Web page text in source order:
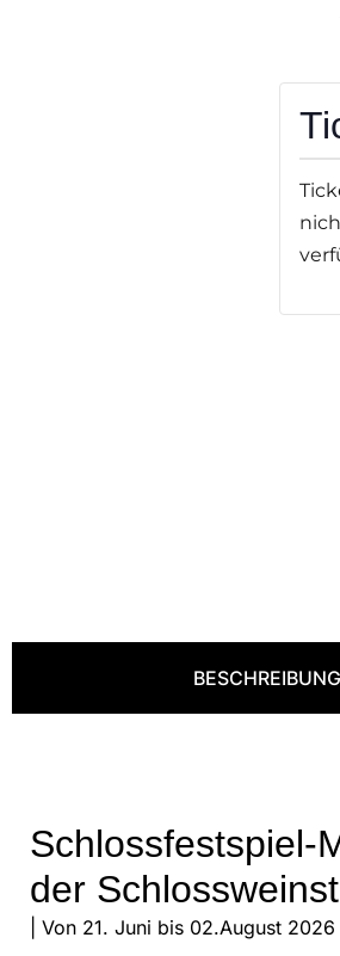
BESCHREIBUNG
Schlossfestspiel-
der
| Von 21. Juni bis 02.August 2026 |